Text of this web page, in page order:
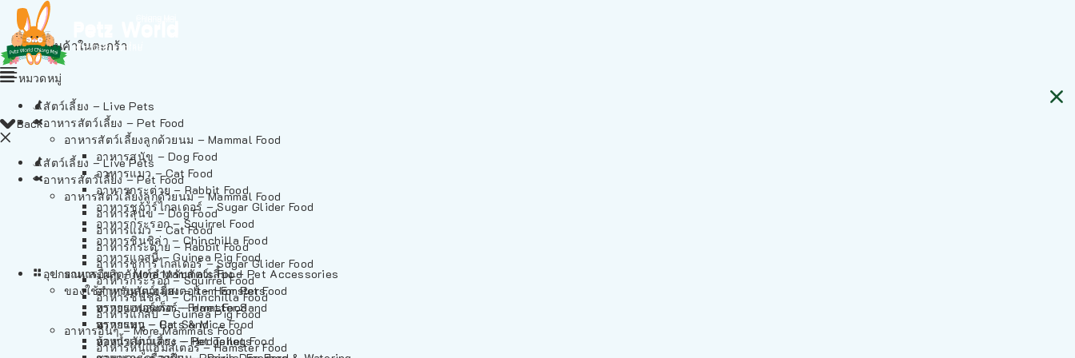
ไม่มีสินค้าในตะกร้า
Back
สัตว์เลี้ยง – Live Pets
อาหารสัตว์เลี้ยง – Pet Food
อาหารสัตว์เลี้ยงลูกด้วยนม – Mammal Food
อาหารสุนัข – Dog Food
อาหารแมว – Cat Food
อาหารกระต่าย – Rabbit Food
อาหารชูก้าร์ไกลเดอร์ – Sugar Glider Food
อาหารกระรอก – Squirrel Food
อาหารชินชิล่า – Chinchilla Food
อาหารแกสบี้ – Guinea Pig Food
อาหารอื่นๆ – More Mammals Food
อาหารหนูแฮมสเตอร์ – Hamster Food
หมวดหมู่
สัตว์เลี้ยง – Live Pets
อาหารสัตว์เลี้ยง – Pet Food
อาหารสัตว์เลี้ยงลูกด้วยนม – Mammal Food
อาหารสุนัข – Dog Food
อาหารแมว – Cat Food
อาหารกระต่าย – Rabbit Food
อาหารชูก้าร์ไกลเดอร์ – Sugar Glider Food
อาหารกระรอก – Squirrel Food
อาหารชินชิล่า – Chinchilla Food
อาหารแกสบี้ – Guinea Pig Food
อาหารอื่นๆ – More Mammals Food
อาหารหนูแฮมสเตอร์ – Hamster Food
อาหารเฟอร์เร็ต – Ferret Food
อาหารหนู – Rats & Mice Food
อาหารเม่นแคระ – Hedgehog Food
อุปกรณและผลิตภัณฑ์สำหรับสัตว์เลี้ยง – Pet Accessories
ของใช้สำหรับสัตว์เลี้ยง – Item For Pets
ทรายแฮมสเตอร์ – Hamster Sand
ทรายแมว – Cat Sand
ห้องน้ำสัตว์เลี้ยง – Pet Toilets